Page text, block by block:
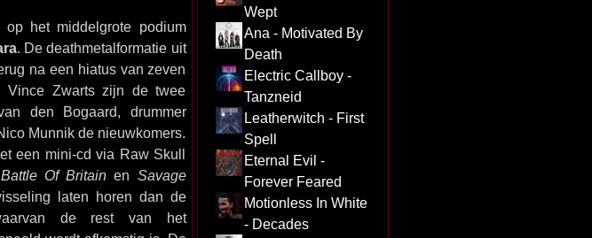
het middelgrote podium
. De deathmetalformatie uit
na een hiatus van zeven
Vince Zwarts zijn de twee
den Bogaard, drummer
Munnik de nieuwkomers.
een mini-cd via Raw Skull
Battle Of Britain en Savage
laten horen dan de
de rest van het
Wept
Ana - Motivated By
Death
Electric Callboy -
Tanzneid
Leatherwitch - First
Spell
Eternal Evil -
Forever Feared
Motionless In White
- Decades